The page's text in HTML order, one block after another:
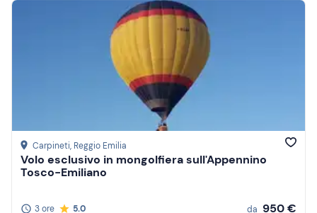
Carpineti, Reggio Emilia
Volo esclusivo in mongolfiera sull'Appennino
Tosco-Emiliano
3 ore
5.0
da 950 €